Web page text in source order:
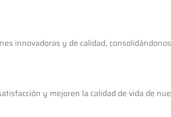
innovadoras y de calidad,
y mejoren la calidad de vida de